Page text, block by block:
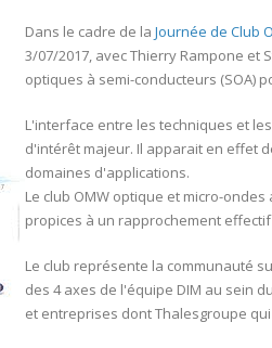
Dans le cadre de la Journée de Club
3/07/2017, avec Thierry Rampone
optiques à semi-conducteurs (SOA)
L'interface entre les techniques et
d'intérêt majeur. Il apparait en effet
domaines d'applications.
Le club OMW optique et micro-
propices à un rapprochement
Le club représente la communauté
des 4 axes de l'équipe DIM au sein
et entreprises dont Thalesgroupe